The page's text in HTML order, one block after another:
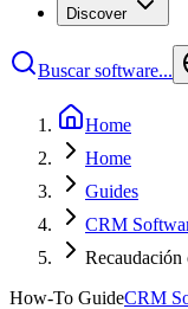
Discover
Buscar software...
Home
Home
Guides
CRM
How-To GuideCRM